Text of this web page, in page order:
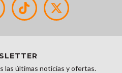
las últimas noticias y ofertas.